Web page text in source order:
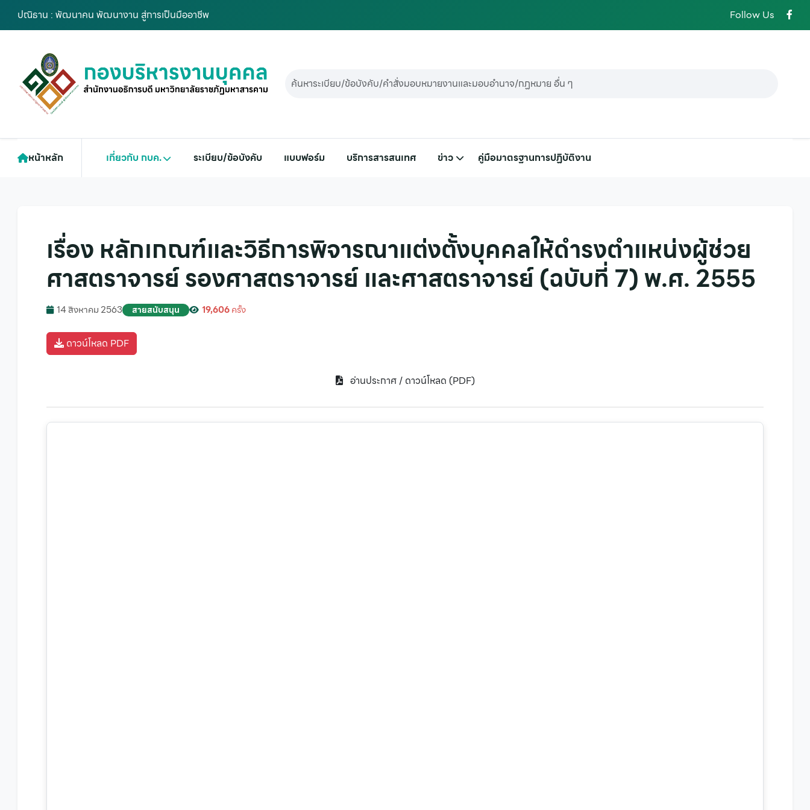
ปณิธาน : พัฒนาคน พัฒนางาน สู่การเป็นมืออาชีพ Follow Us
หน้าหลัก เกี่ยวกับ กบค. ระเบียบ/ข้อบังคับ แบบฟอร์ม บริการสารสนเทศ ข่าว คู่มือมาตรฐานการปฏิบัติงาน
เรื่อง หลักเกณฑ์และวิธีการพิจารณาแต่งตั้งบุคคลให้ดำรงตำแหน่งผู้ช่วย
ศาสตราจารย์ รองศาสตราจารย์ และศาสตราจารย์ (ฉบับที่ 7) พ.ศ. 2555
14 สิงหาคม 2563 สายสนับสนุน 19,606ครั้ง
ดาวน์โหลด PDF
อ่านประกาศ / ดาวน์โหลด (PDF)